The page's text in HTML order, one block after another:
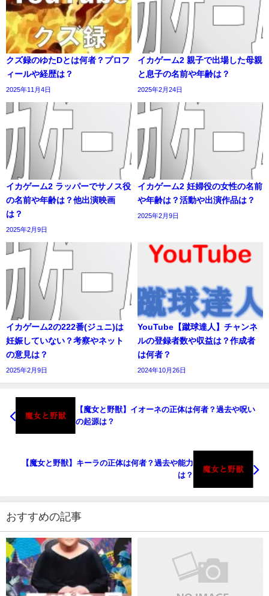
クズ録のゆたDとは何者？プロフ
ィールや経歴は？
2025年11月4日
イカゲーム2 親子で出場した母親
と息子の名前や年齢は？
2025年2月24日
イカゲーム2 ラッパーでサノス役
の名前や年齢は？他出演映画
は？
2025年2月9日
イカゲーム2 妊婦役の女性の名前
や年齢は？活動や出演作品は？
2025年2月9日
イカゲーム2の222番(ジュニ)は
妊娠していない？考察やネット
の意見は？
2025年2月9日
YouTube【蹴球達人】チャンネ
ルの登録者数や収益は？作成者
は何者？
2024年10月26日
【魔女と野獣】イオーネの正体は何者？過去や呪い
の起源は？
【魔女と野獣】キーラの正体は何者？過去や能力
は？
おすすめの記事